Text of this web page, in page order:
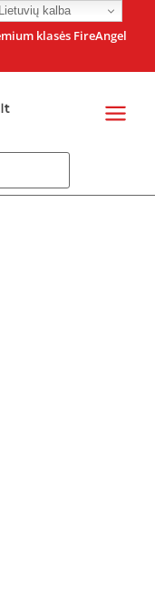
klasės FireAngel
Lietuvių kalba